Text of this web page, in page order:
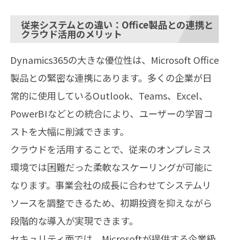
従来システムとの違い：Office製品との連携と
クラウド活用のメリット
Dynamics365の大きな優位性は、Microsoft Office
製品との緊密な連携にあります。多くの企業が日
常的に使用しているOutlook、Teams、Excel、
PowerBIなどとの統合により、ユーザーの学習コ
ストを大幅に削減できます。
クラウドを活用することで、従来のオンプレミス
環境では困難だった柔軟なスケーリングが可能に
なります。事業会社の成長に合わせてシステムリ
ソースを調整できるため、初期投資を抑えながら
段階的な導入が実現できます。